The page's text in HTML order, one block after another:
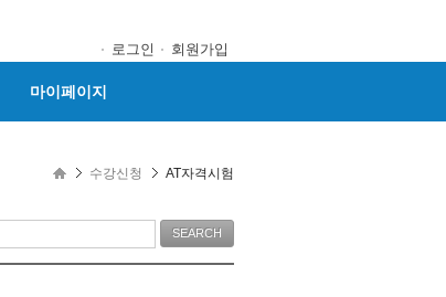
로그인 회원가입
마이페이지
수강신청 AT자격시험